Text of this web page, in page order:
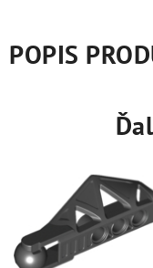
POPIS